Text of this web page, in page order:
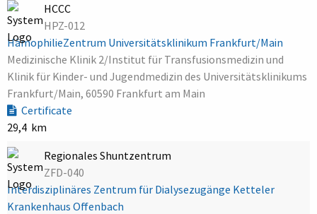
HCCC
HPZ-012
HämophilieZentrum Universitätsklinikum Frankfurt/Main
Medizinische Klinik 2/Institut für Transfusionsmedizin und
Klinik für Kinder- und Jugendmedizin des Universitätsklinikums
Frankfurt/Main, 60590 Frankfurt am Main
Certificate
29,4 km
Regionales Shuntzentrum
ZFD-040
Interdisziplinäres Zentrum für Dialysezugänge Ketteler
Krankenhaus Offenbach